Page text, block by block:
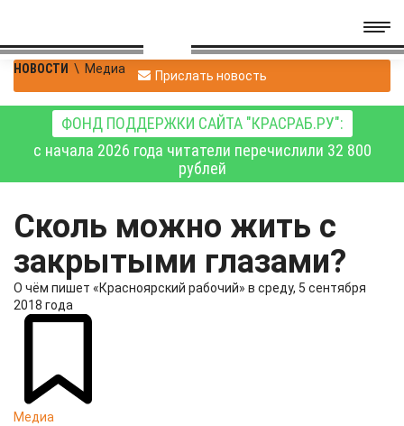
НОВОСТИ \ Медиа Прислать новость
ФОНД ПОДДЕРЖКИ САЙТА "КРАСРАБ.РУ":
с начала 2026 года читатели перечислили 32 800
рублей
Сколь можно жить с
закрытыми глазами?
О чём пишет «Красноярский рабочий» в среду, 5 сентября
2018 года
Медиа